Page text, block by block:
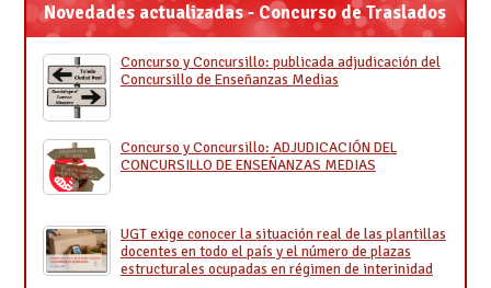
Novedades actualizadas - Concurso de Traslados
Concurso y Concursillo: publicada adjudicación del
Concursillo de Enseñanzas Medias
Concurso y Concursillo: ADJUDICACIÓN DEL
CONCURSILLO DE ENSEÑANZAS MEDIAS
UGT exige conocer la situación real de las plantillas
docentes en todo el país y el número de plazas
estructurales ocupadas en régimen de interinidad